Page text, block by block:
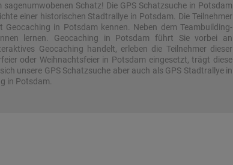
Schatz! Die GPS Schatzsuche in Potsdam
einer historischen Stadtrallye in Potsdam. Die Teilnehmer
in Potsdam kennen. Neben dem Teambuilding-
lernen. Geocaching in Potsdam führt Sie vorbei an
Geocaching handelt, erleben die Teilnehmer dieser
oder Weihnachtsfeier in Potsdam eingesetzt, trägt diese
unsere GPS Schatzsuche aber auch als GPS Stadtrallye in
in Potsdam.